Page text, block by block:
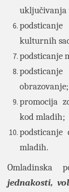
uključivanja
kulturnih
podsticanje
obrazovanje;
promocija
kod mladih;
mladih.
Omladinska
jednakosti,